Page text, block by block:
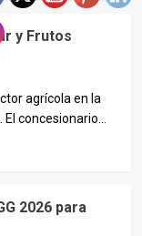
y Frutos
agrícola en la
El concesionario...
2026 para